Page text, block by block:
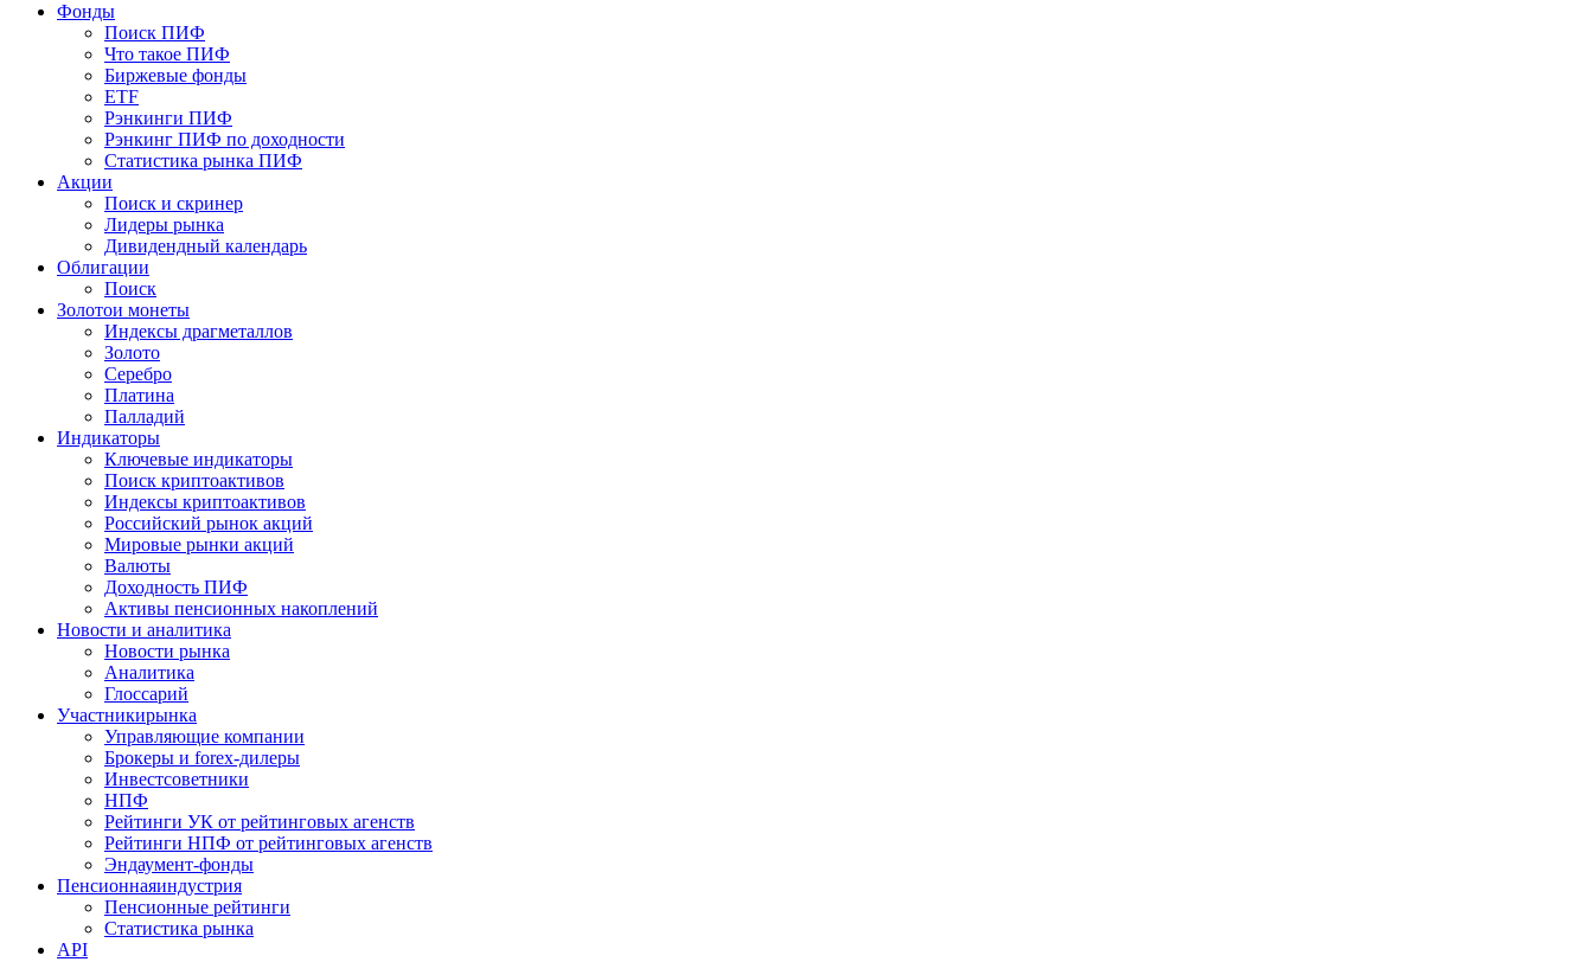
Фонды
Поиск ПИФ
Что такое ПИФ
Биржевые фонды
ETF
Рэнкинги ПИФ
Рэнкинг ПИФ по доходности
Статистика рынка ПИФ
Акции
Поиск и скринер
Лидеры рынка
Дивидендный календарь
Облигации
Поиск
Золотои монеты
Индексы драгметаллов
Золото
Серебро
Платина
Палладий
Индикаторы
Ключевые индикаторы
Поиск криптоактивов
Индексы криптоактивов
Российский рынок акций
Мировые рынки акций
Валюты
Доходность ПИФ
Активы пенсионных накоплений
Новости и аналитика
Новости рынка
Аналитика
Глоссарий
Участникирынка
Управляющие компании
Брокеры и forex-дилеры
Инвестсоветники
НПФ
Рейтинги УК от рейтинговых агенств
Рейтинги НПФ от рейтинговых агенств
Эндаумент-фонды
Пенсионнаяиндустрия
Пенсионные рейтинги
Статистика рынка
API